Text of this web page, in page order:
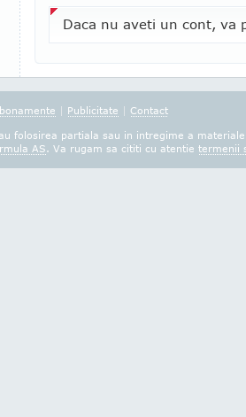
Daca nu aveti un cont, va
| Publicitate | Contact
folosirea partiala sau in intregime a
AS. Va rugam sa cititi cu atentie termenii